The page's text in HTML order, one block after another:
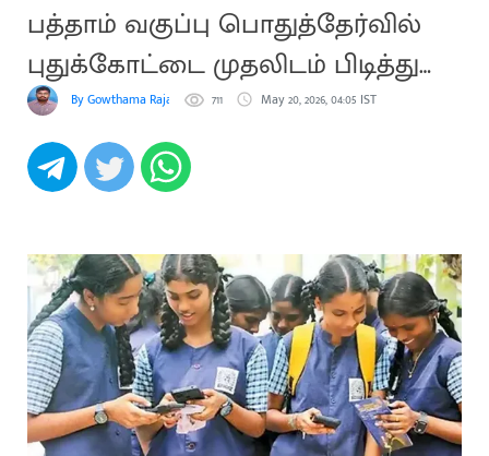
பத்தாம் வகுப்பு பொதுத்தேர்வில்
புதுக்கோட்டை முதலிடம் பிடித்து
சாதனை
By Gowthama Rajakumaran
711 May 20, 2026, 04:05 IST